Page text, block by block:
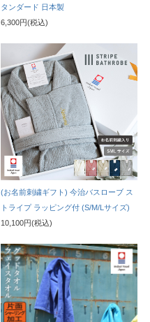
タンダード 日本製
6,300円(税込)
(お名前刺繍ギフト) 今治バスローブ ス
トライプ ラッピング付 (S/M/Lサイズ)
10,100円(税込)